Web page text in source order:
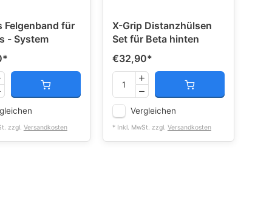
Felgenband für
- System
*
zzgl. Versandkosten
X-Grip Distanzhülsen
Set für Beta hinten
€32,90*
Vergleichen
* Inkl. MwSt. zzgl. Versandkosten